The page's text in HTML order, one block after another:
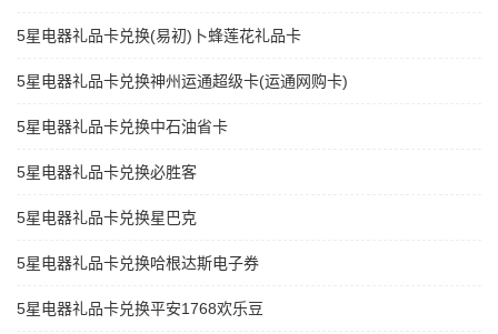
5星电器礼品卡兑换(易初)卜蜂莲花礼品卡
5星电器礼品卡兑换神州运通超级卡(运通网购卡)
5星电器礼品卡兑换中石油省卡
5星电器礼品卡兑换必胜客
5星电器礼品卡兑换星巴克
5星电器礼品卡兑换哈根达斯电子券
5星电器礼品卡兑换平安1768欢乐豆